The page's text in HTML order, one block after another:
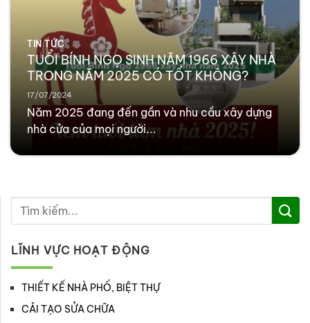
TIN TỨC
TUỔI BÍNH NGỌ SINH NĂM 1966 XÂY NHÀ
TRONG NĂM 2025 CÓ TỐT KHÔNG?
17/07/2024
Năm 2025 đang đến gần và nhu cầu xây dựng
nhà cửa của mọi người...
LĨNH VỰC HOẠT ĐỘNG
THIẾT KẾ NHÀ PHỐ, BIỆT THỰ
CẢI TẠO SỬA CHỮA